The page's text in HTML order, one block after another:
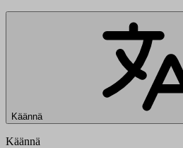
Käännä
Käännä